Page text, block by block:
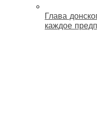
Глава
каждое